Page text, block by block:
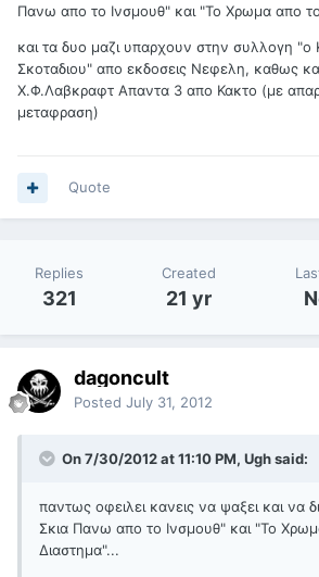
Πανω απο το Ινσμουθ" και "Το Χρωμα απο
και τα δυο μαζι υπαρχουν στην συλλογη "ο
Σκοταδιου" απο εκδοσεις Νεφελη, καθως
Χ.Φ.Λαβκραφτ Απαντα 3 απο Κακτο (με
μεταφραση)
Quote
Replies
321
Created
21 yr
dagoncult
Posted July 31, 2012
On 7/30/2012 at 11:10 PM, Ugh said:
παντως οφειλει κανεις να ψαξει και να
Σκια Πανω απο το Ινσμουθ" και "Το
Διαστημα"...